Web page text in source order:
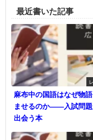
最近書いた記事
麻布中の国語はなぜ物
ませるのか――入試問題
出会う本